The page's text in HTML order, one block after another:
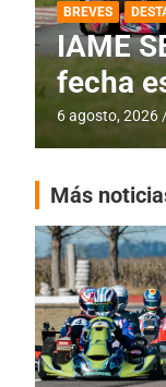
DESTACADA
IAME
fecha
4 agosto, 2026
Más